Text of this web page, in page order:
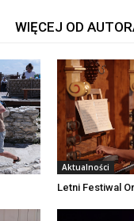
WIĘCEJ OD
Aktualności
Letni Festiwal